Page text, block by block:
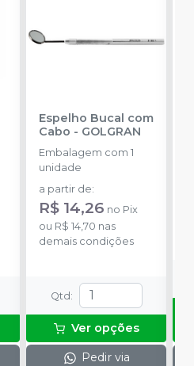
Espelho Bucal com
Cabo - GOLGRAN
Embalagem com 1
unidade
a partir de:
R$ 14,26 no Pix
ou R$ 14,70 nas
demais condições
Qtd:
Ver opções
Pedir via